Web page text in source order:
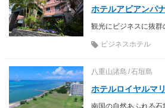
ホテルアビアンパ
観光にビジネスに抜群
ビジネスホテル
八重山諸島 石垣島
ホテルロイヤルマ